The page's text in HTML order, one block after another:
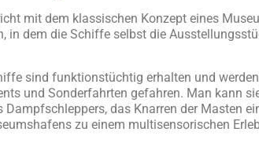
mit dem klassischen Konzept eines
in dem die Schiffe selbst die
sind funktionstüchtig erhalten und
und Sonderfahrten gefahren. Man kann
Dampfschleppers, das Knarren der Masten
zu einem multisensorischen